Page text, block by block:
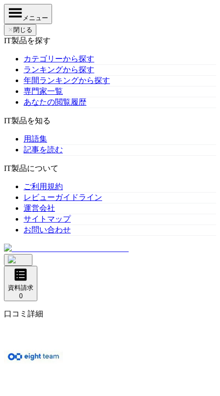
メニュー
✕ 閉じる
IT製品を探す
カテゴリーから探す
ランキングから探す
年間ランキングから探す
専門家一覧
あなたの閲覧履歴
IT製品を知る
用語集
記事を読む
IT製品について
ご利用規約
レビューガイドライン
運営会社
サイトマップ
お問い合わせ
資料請求
0
口コミ詳細